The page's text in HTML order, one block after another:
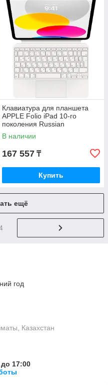
Клавиатура для планшета
APPLE Folio iPad 10-го
поколения Russian
(MQDP3RS/A)
В наличии
167 557 ₸
Купить
ещё
год
Казахстан
17:00